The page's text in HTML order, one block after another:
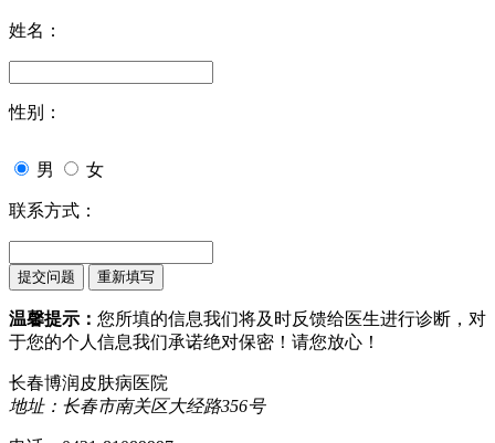
姓名：
性别：
男 女
联系方式：
温馨提示： 您所填的信息我们将及时反馈给医生进行诊断，对
于您的个人信息我们承诺绝对保密！请您放心！
长春博润皮肤病医院
地址：长春市南关区大经路356号